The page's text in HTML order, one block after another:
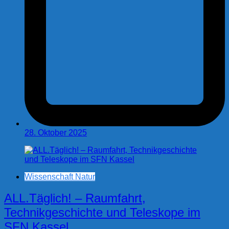
28. Oktober 2025
Wissenschaft Natur
ALL.Täglich! – Raumfahrt,
Technikgeschichte und Teleskope im